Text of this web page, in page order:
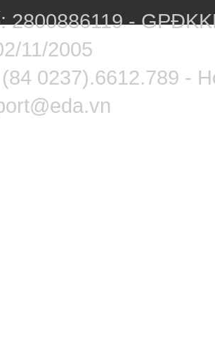
2800886119 -
11/2005
0237).6612.789 -